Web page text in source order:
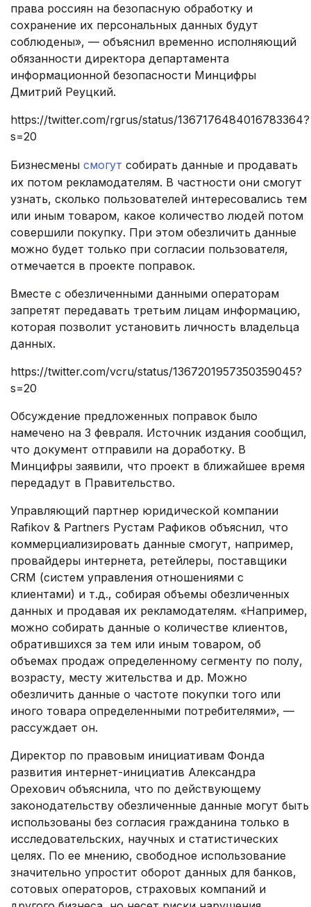
права россиян на безопасную обработку и
сохранение их персональных данных будут
соблюдены», — объяснил временно исполняющий
обязанности директора департамента
информационной безопасности Минцифры
Дмитрий Реуцкий.
https://twitter.com/rgrus/status/1367176484016783364?
s=20
Бизнесмены смогут собирать данные и продавать
их потом рекламодателям. В частности они смогут
узнать, сколько пользователей интересовались тем
или иным товаром, какое количество людей потом
совершили покупку. При этом обезличить данные
можно будет только при согласии пользователя,
отмечается в проекте поправок.
Вместе с обезличенными данными операторам
запретят передавать третьим лицам информацию,
которая позволит установить личность владельца
данных.
https://twitter.com/vcru/status/1367201957350359045?
s=20
Обсуждение предложенных поправок было
намечено на 3 февраля. Источник издания сообщил,
что документ отправили на доработку. В
Минцифры заявили, что проект в ближайшее время
передадут в Правительство.
Управляющий партнер юридической компании
Rafikov & Partners Рустам Рафиков объяснил, что
коммерциализировать данные смогут, например,
провайдеры интернета, ретейлеры, поставщики
CRM (систем управления отношениями с
клиентами) и т.д., собирая объемы обезличенных
данных и продавая их рекламодателям. «Например,
можно собирать данные о количестве клиентов,
обратившихся за тем или иным товаром, об
объемах продаж определенному сегменту по полу,
возрасту, месту жительства и др. Можно
обезличить данные о частоте покупки того или
иного товара определенными потребителями», —
рассуждает он.
Директор по правовым инициативам Фонда
развития интернет-инициатив Александра
Орехович объяснила, что по действующему
законодательству обезличенные данные могут быть
использованы без согласия гражданина только в
исследовательских, научных и статистических
целях. По ее мнению, свободное использование
значительно упростит оборот данных для банков,
сотовых операторов, страховых компаний и